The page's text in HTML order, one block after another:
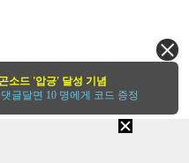
소드 '압긍' 달성 기념
글달면 10 명에게 코드 증정